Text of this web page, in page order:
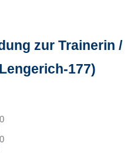
zur Trainerin /
177)